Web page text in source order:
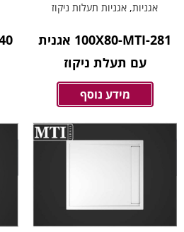
אגניות, אגניות תעלות ניקוז
100X80-MTI-281 אגנית
עם תעלת ניקוז
מידע נוסף